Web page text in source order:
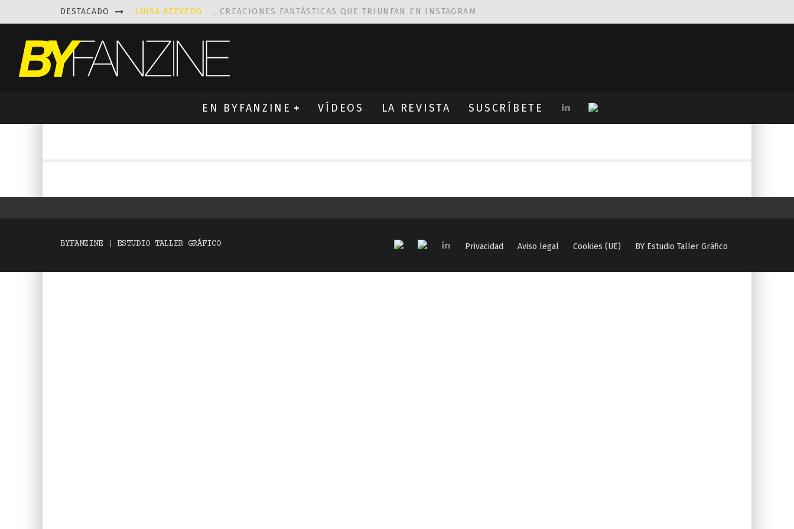
DESTACADO LUISA AZEVEDO , CREACIONES FANTÁSTICAS QUE TRIUNFAN EN INSTAGRAM
KAETHE BUTCHER EXPLORACIÓN PROVOCATIVA Y ERÓTICA
EN BYFANZINE VÍDEOS LA REVISTA SUSCRÍBETE
BYFANZINE | ESTUDIO TALLER GRÁFICO Privacidad Aviso legal Cookies (UE) BY Estudio Taller Gráfico